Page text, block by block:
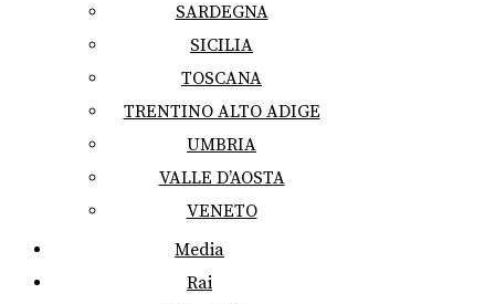
SARDEGNA
SICILIA
TOSCANA
TRENTINO ALTO ADIGE
UMBRIA
VALLE D’AOSTA
VENETO
Media
Rai